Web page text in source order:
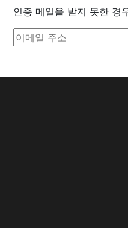
인증 메일을 받지 못한 경